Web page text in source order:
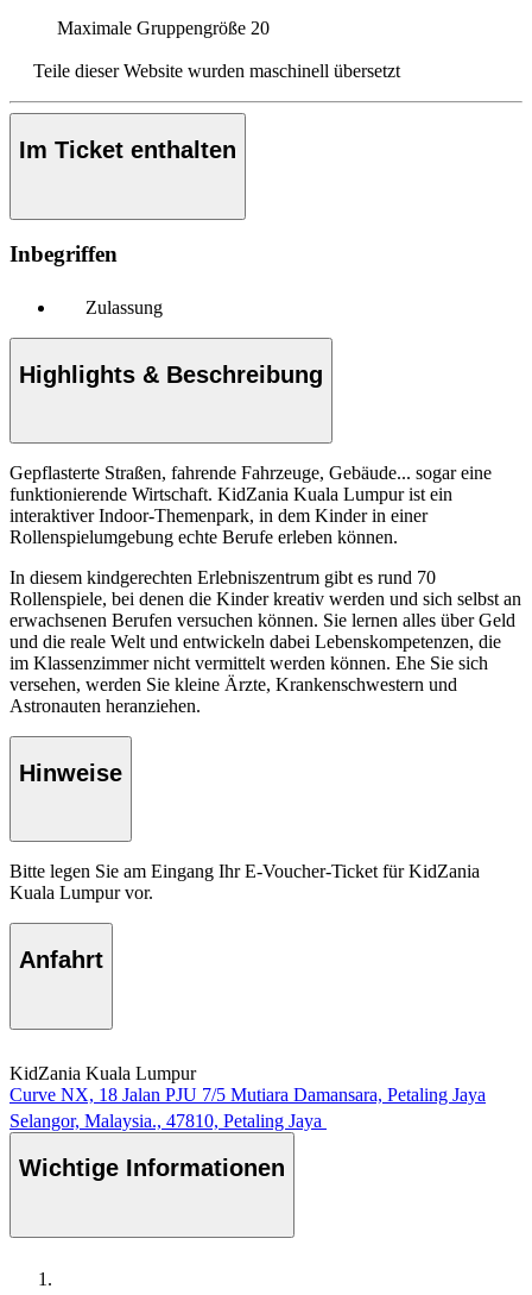
Maximale Gruppengröße 20
Teile dieser Website wurden maschinell übersetzt
Im Ticket enthalten
Inbegriffen
Zulassung
Highlights & Beschreibung
Gepflasterte Straßen, fahrende Fahrzeuge, Gebäude... sogar eine
funktionierende Wirtschaft. KidZania Kuala Lumpur ist ein
interaktiver Indoor-Themenpark, in dem Kinder in einer
Rollenspielumgebung echte Berufe erleben können.
In diesem kindgerechten Erlebniszentrum gibt es rund 70
Rollenspiele, bei denen die Kinder kreativ werden und sich selbst an
erwachsenen Berufen versuchen können. Sie lernen alles über Geld
und die reale Welt und entwickeln dabei Lebenskompetenzen, die
im Klassenzimmer nicht vermittelt werden können. Ehe Sie sich
versehen, werden Sie kleine Ärzte, Krankenschwestern und
Astronauten heranziehen.
Hinweise
Bitte legen Sie am Eingang Ihr E-Voucher-Ticket für KidZania
Kuala Lumpur vor.
Anfahrt
KidZania Kuala Lumpur
Curve NX, 18 Jalan PJU 7/5 Mutiara Damansara, Petaling Jaya
Selangor, Malaysia., 47810, Petaling Jaya
Wichtige Informationen